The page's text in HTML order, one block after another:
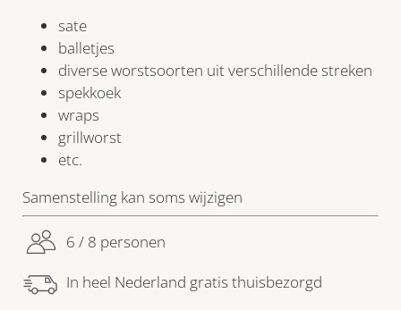
sate
balletjes
diverse worstsoorten uit verschillende streken
spekkoek
wraps
grillworst
etc.
Samenstelling kan soms wijzigen
6 / 8 personen
In heel Nederland gratis thuisbezorgd